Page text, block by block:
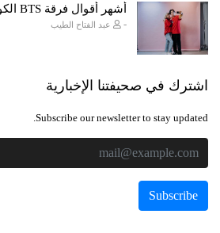
أشهر أقوال فرقة BTS الكورية الشهيرة
- عبد الفتاح الطيب
اشترك في صحيفتنا الإخبارية
Subscribe our newsletter to stay updated.